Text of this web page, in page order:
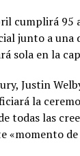
cumplirá 95
junto a una
sola en la
Justin
la
todas las
«momento